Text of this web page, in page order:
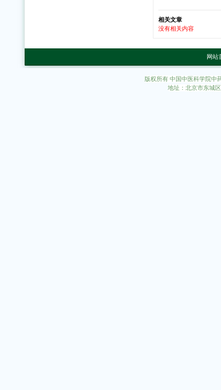
相关文章
没有相关内容
网站
版权所有 中国中医科学院中
地址：北京市东城